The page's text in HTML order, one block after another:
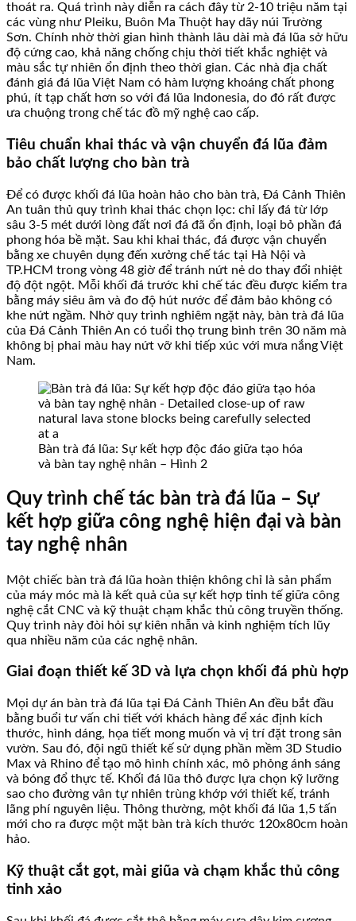
thoát ra. Quá trình này diễn ra cách đây từ 2-10 triệu năm tại
các vùng như Pleiku, Buôn Ma Thuột hay dãy núi Trường
Sơn. Chính nhờ thời gian hình thành lâu dài mà đá lũa sở hữu
độ cứng cao, khả năng chống chịu thời tiết khắc nghiệt và
màu sắc tự nhiên ổn định theo thời gian. Các nhà địa chất
đánh giá đá lũa Việt Nam có hàm lượng khoáng chất phong
phú, ít tạp chất hơn so với đá lũa Indonesia, do đó rất được
ưa chuộng trong chế tác đồ mỹ nghệ cao cấp.
Tiêu chuẩn khai thác và vận chuyển đá lũa đảm
bảo chất lượng cho bàn trà
Để có được khối đá lũa hoàn hảo cho bàn trà, Đá Cảnh Thiên
An tuân thủ quy trình khai thác chọn lọc: chỉ lấy đá từ lớp
sâu 3-5 mét dưới lòng đất nơi đá đã ổn định, loại bỏ phần đá
phong hóa bề mặt. Sau khi khai thác, đá được vận chuyển
bằng xe chuyên dụng đến xưởng chế tác tại Hà Nội và
TP.HCM trong vòng 48 giờ để tránh nứt nẻ do thay đổi nhiệt
độ đột ngột. Mỗi khối đá trước khi chế tác đều được kiểm tra
bằng máy siêu âm và đo độ hút nước để đảm bảo không có
khe nứt ngầm. Nhờ quy trình nghiêm ngặt này, bàn trà đá lũa
của Đá Cảnh Thiên An có tuổi thọ trung bình trên 30 năm mà
không bị phai màu hay nứt vỡ khi tiếp xúc với mưa nắng Việt
Nam.
Bàn trà đá lũa: Sự kết hợp độc đáo giữa tạo hóa
và bàn tay nghệ nhân – Hình 2
Quy trình chế tác bàn trà đá lũa – Sự
kết hợp giữa công nghệ hiện đại và bàn
tay nghệ nhân
Một chiếc bàn trà đá lũa hoàn thiện không chỉ là sản phẩm
của máy móc mà là kết quả của sự kết hợp tinh tế giữa công
nghệ cắt CNC và kỹ thuật chạm khắc thủ công truyền thống.
Quy trình này đòi hỏi sự kiên nhẫn và kinh nghiệm tích lũy
qua nhiều năm của các nghệ nhân.
Giai đoạn thiết kế 3D và lựa chọn khối đá phù hợp
Mọi dự án bàn trà đá lũa tại Đá Cảnh Thiên An đều bắt đầu
bằng buổi tư vấn chi tiết với khách hàng để xác định kích
thước, hình dáng, họa tiết mong muốn và vị trí đặt trong sân
vườn. Sau đó, đội ngũ thiết kế sử dụng phần mềm 3D Studio
Max và Rhino để tạo mô hình chính xác, mô phỏng ánh sáng
và bóng đổ thực tế. Khối đá lũa thô được lựa chọn kỹ lưỡng
sao cho đường vân tự nhiên trùng khớp với thiết kế, tránh
lãng phí nguyên liệu. Thông thường, một khối đá lũa 1,5 tấn
mới cho ra được một mặt bàn trà kích thước 120x80cm hoàn
hảo.
Kỹ thuật cắt gọt, mài giũa và chạm khắc thủ công
tinh xảo